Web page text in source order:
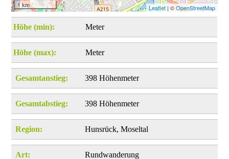
1 km Leaflet| ©OpenStreetMap
Höhe (min): Meter
Höhe (max): Meter
Gesamtanstieg: 398 Höhenmeter
Gesamtabstieg: 398 Höhenmeter
Region: Hunsrück, Moseltal
Art: Rundwanderung